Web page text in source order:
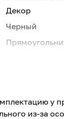
Декор
Черный
740
у
из-за